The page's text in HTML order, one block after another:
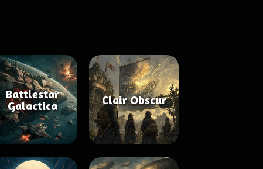
Battlestar
Galactica
Clair Obscur